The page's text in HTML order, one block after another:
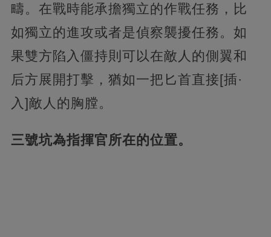
疇。在戰時能承擔獨立的作戰任務，比
如獨立的進攻或者是偵察襲擾任務。如
果雙方陷入僵持則可以在敵人的側翼和
后方展開打擊，猶如一把匕首直接[插·
入]敵人的胸膛。
三號坑為指揮官所在的位置。